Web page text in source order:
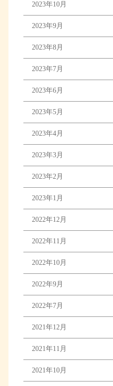
2023年10月
2023年9月
2023年8月
2023年7月
2023年6月
2023年5月
2023年4月
2023年3月
2023年2月
2023年1月
2022年12月
2022年11月
2022年10月
2022年9月
2022年7月
2021年12月
2021年11月
2021年10月